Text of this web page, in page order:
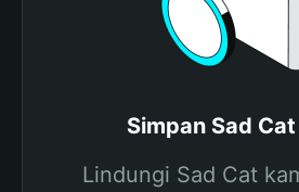
Simpan Sad
Lindungi Sad Cat